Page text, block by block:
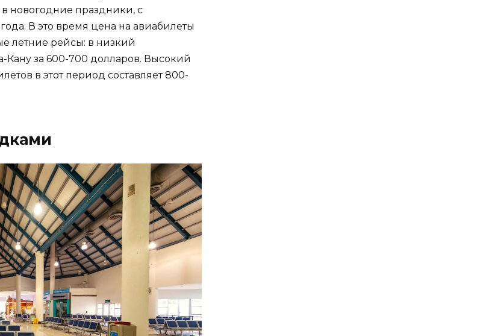
новогодние праздники, с
В это время цена на авиабилеты
летние рейсы: в низкий
Кану за 600-700 долларов. Высокий
в этот период составляет 800-